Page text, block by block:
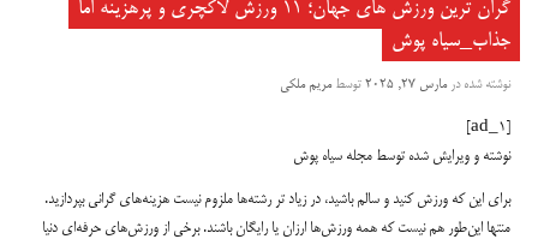
گران ترین ورزش های جهان؛ ۱۱ ورزش لاکچری و پرهزینه اما
جذاب_سیاه پوش
نوشته شده درمارس 27, 2025 توسطمریم ملکی
نوشته و ویرایش شده توسط مجله سیاه پوش
برای این که ورزش کنید و سالم باشید، در زیاد تر رشته‌ها ملزوم نیست هزینه‌های گرانی بپردازید.
منتها این‌طور هم نیست که همه ورزش‌ها ارزان یا رایگان باشند. برخی از ورزش‌های حرفه‌ای دنیا